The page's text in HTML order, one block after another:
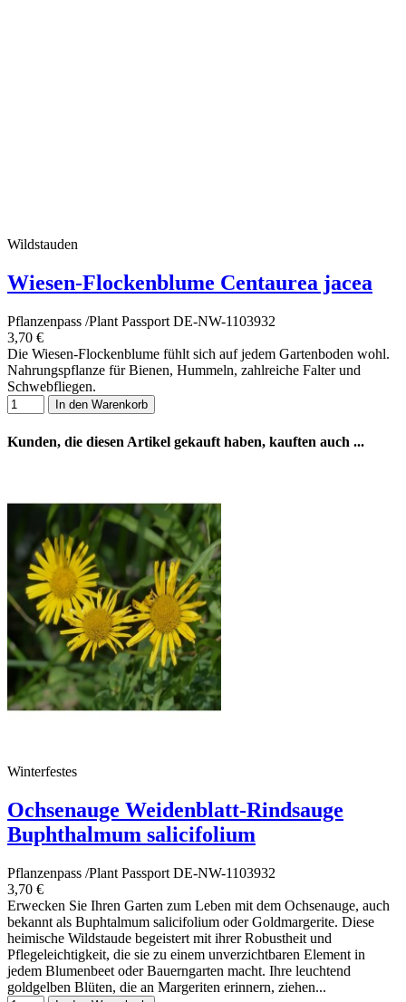
Wildstauden
Wiesen-Flockenblume Centaurea jacea
Pflanzenpass /Plant Passport DE-NW-1103932
3,70 €
Die Wiesen-Flockenblume fühlt sich auf jedem Gartenboden wohl.
Nahrungspflanze für Bienen, Hummeln, zahlreiche Falter und
Schwebfliegen.
In den Warenkorb
Kunden, die diesen Artikel gekauft haben, kauften auch ...
Winterfestes
Ochsenauge Weidenblatt-Rindsauge
Buphthalmum salicifolium
Pflanzenpass /Plant Passport DE-NW-1103932
3,70 €
Erwecken Sie Ihren Garten zum Leben mit dem Ochsenauge, auch
bekannt als Buphtalmum salicifolium oder Goldmargerite. Diese
heimische Wildstaude begeistert mit ihrer Robustheit und
Pflegeleichtigkeit, die sie zu einem unverzichtbaren Element in
jedem Blumenbeet oder Bauerngarten macht. Ihre leuchtend
goldgelben Blüten, die an Margeriten erinnern, ziehen...